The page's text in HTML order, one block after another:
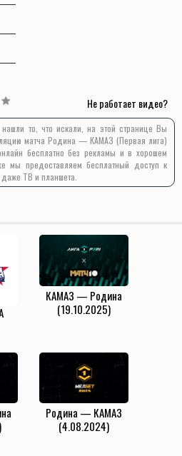
Не работает видео?
то, что искали, на этой странице Вы
матча Родина — КАМАЗ (Первая лига)
бесплатно без рекламы и в хорошем
мы предоставляем бесплатный доступ к
ТВ и планшета.
КАМАЗ — Родина
(19.10.2025)
Родина — КАМАЗ
(4.08.2024)